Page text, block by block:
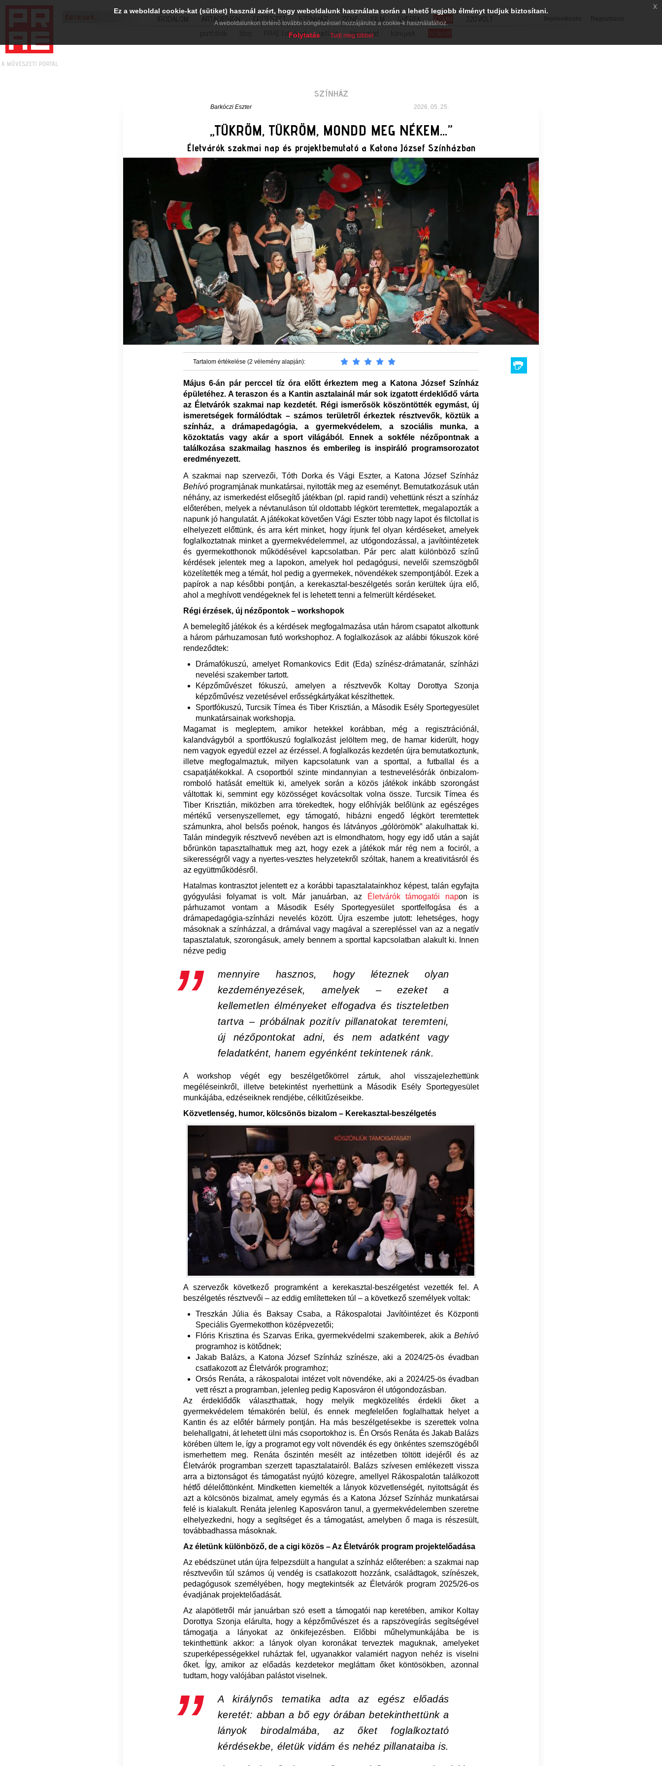
Bejelentkezés Regisztráció
IRODALOM ART&DESIGN ÉPÍTÉSZET SZÍNHÁZ ZENE FILM GYEREK KSMM
220VOLT
portfóliók
blog PRAE folyóirat petíció lapcsalád könyvek hírlevél
SZÍNHÁZ
Barkóczi Eszter 2026. 05. 25.
„TÜKRÖM, TÜKRÖM, MONDD MEG NÉKEM…”
Életvárók szakmai nap és projektbemutató a Katona József Színházban
Tartalom értékelése (2 vélemény alapján):
Május 6-án pár perccel tíz óra előtt érkeztem meg a Katona József Színház
épületéhez. A teraszon és a Kantin asztalainál már sok izgatott érdeklődő várta
az Életvárók szakmai nap kezdetét. Régi ismerősök köszöntötték egymást, új
ismeretségek formálódtak – számos területről érkeztek résztvevők, köztük a
színház, a drámapedagógia, a gyermekvédelem, a szociális munka, a
közoktatás vagy akár a sport világából. Ennek a sokféle nézőpontnak a
találkozása szakmailag hasznos és emberileg is inspiráló programsorozatot
eredményezett.
A szakmai nap szervezői, Tóth Dorka és Vági Eszter, a Katona József Színház
Behívóprogramjának munkatársai, nyitották meg az eseményt. Bemutatkozásuk után
néhány, az ismerkedést elősegítő játékban (pl. rapid randi) vehettünk részt a színház
előterében, melyek a névtanuláson túl oldottabb légkört teremtettek, megalapozták a
napunk jó hangulatát. A játékokat követően Vági Eszter több nagy lapot és filctollat is
elhelyezett előttünk, és arra kért minket, hogy írjunk fel olyan kérdéseket, amelyek
foglalkoztatnak minket a gyermekvédelemmel, az utógondozással, a javítóintézetek
és gyermekotthonok működésével kapcsolatban. Pár perc alatt különböző színű
kérdések jelentek meg a lapokon, amelyek hol pedagógusi, nevelői szemszögből
közelítették meg a témát, hol pedig a gyermekek, növendékek szempontjából. Ezek a
papírok a nap későbbi pontján, a kerekasztal-beszélgetés során kerültek újra elő,
ahol a meghívott vendégeknek fel is lehetett tenni a felmerült kérdéseket.
Régi érzések, új nézőpontok – workshopok
A bemelegítő játékok és a kérdések megfogalmazása után három csapatot alkottunk
a három párhuzamosan futó workshophoz. A foglalkozások az alábbi fókuszok köré
rendeződtek:
Drámafókuszú, amelyet Romankovics Edit (Eda) színész-drámatanár, színházi
nevelési szakember tartott.
Képzőművészet fókuszú, amelyen a résztvevők Koltay Dorottya Szonja
képzőművész vezetésével erősségkártyákat készíthettek.
Sportfókuszú, Turcsik Tímea és Tiber Krisztián, a Második Esély Sportegyesület
munkatársainak workshopja.
Magamat is megleptem, amikor hetekkel korábban, még a regisztrációnál,
kalandvágyból a sportfókuszú foglalkozást jelöltem meg, de hamar kiderült, hogy
nem vagyok egyedül ezzel az érzéssel. A foglalkozás kezdetén újra bemutatkoztunk,
illetve megfogalmaztuk, milyen kapcsolatunk van a sporttal, a futballal és a
csapatjátékokkal. A csoportból szinte mindannyian a testnevelésórák önbizalom-
romboló hatását emeltük ki, amelyek során a közös játékok inkább szorongást
váltottak ki, semmint egy közösséget kovácsoltak volna össze. Turcsik Tímea és
Tiber Krisztián, miközben arra törekedtek, hogy előhívják belőlünk az egészéges
mértékű versenyszellemet, egy támogató, hibázni engedő légkört teremtettek
számunkra, ahol belsős poénok, hangos és látványos „gólörömök” alakulhattak ki.
Talán mindegyik résztvevő nevében azt is elmondhatom, hogy egy idő után a saját
bőrünkön tapasztalhattuk meg azt, hogy ezek a játékok már rég nem a fociról, a
sikerességről vagy a nyertes-vesztes helyzetekről szóltak, hanem a kreativitásról és
az együttműködésről.
Hatalmas kontrasztot jelentett ez a korábbi tapasztalatainkhoz képest, talán egyfajta
gyógyulási folyamat is volt. Már januárban, az
Életvárók támogatói napon is
párhuzamot vontam a Második Esély Sportegyesület sportfelfogása és a
drámapedagógia-színházi nevelés között. Újra eszembe jutott: lehetséges, hogy
másoknak a színházzal, a drámával vagy magával a szerepléssel van az a negatív
tapasztalatuk, szorongásuk, amely bennem a sporttal kapcsolatban alakult ki. Innen
nézve pedig
mennyire hasznos, hogy léteznek olyan
kezdeményezések, amelyek – ezeket a
kellemetlen élményeket elfogadva és tiszteletben
tartva – próbálnak pozitív pillanatokat teremteni,
új nézőpontokat adni, és nem adatként vagy
feladatként, hanem egyénként tekintenek ránk.
A workshop végét egy beszélgetőkörrel zártuk, ahol visszajelezhettünk
megéléseinkről, illetve betekintést nyerhettünk a Második Esély Sportegyesület
munkájába, edzéseiknek rendjébe, célkitűzéseikbe.
Közvetlenség, humor, kölcsönös bizalom – Kerekasztal-beszélgetés
A szervezők következő programként a kerekasztal-beszélgetést vezették fel. A
beszélgetés résztvevői – az eddig említetteken túl – a következő személyek voltak:
Treszkán Júlia és Baksay Csaba, a Rákospalotai Javítóintézet és Központi
Speciális Gyermekotthon középvezetői;
Flóris Krisztina és Szarvas Erika, gyermekvédelmi szakemberek, akik a Behívó
programhoz is kötődnek;
Jakab Balázs, a Katona József Színház színésze, aki a 2024/25-ös évadban
csatlakozott az Életvárók programhoz;
Orsós Renáta, a rákospalotai intézet volt növendéke, aki a 2024/25-ös évadban
vett részt a programban, jelenleg pedig Kaposváron él utógondozásban.
Az érdeklődők választhattak, hogy melyik megközelítés érdekli őket a
gyermekvédelem témakörén belül, és ennek megfelelően foglalhattak helyet a
Kantin és az előtér bármely pontján. Ha más beszélgetésekbe is szerettek volna
belehallgatni, át lehetett ülni más csoportokhoz is. Én Orsós Renáta és Jakab Balázs
körében ültem le, így a programot egy volt növendék és egy önkéntes szemszögéből
ismerhettem meg. Renáta őszintén mesélt az intézetben töltött idejéről és az
Életvárók programban szerzett tapasztalatairól. Balázs szívesen emlékezett vissza
arra a biztonságot és támogatást nyújtó közegre, amellyel Rákospalotán találkozott
hétfő délelőttönként. Mindketten kiemelték a lányok közvetlenségét, nyitottságát és
azt a kölcsönös bizalmat, amely egymás és a Katona József Színház munkatársai
felé is kialakult. Renáta jelenleg Kaposváron tanul, a gyermekvédelemben szeretne
elhelyezkedni, hogy a segítséget és a támogatást, amelyben ő maga is részesült,
továbbadhassa másoknak.
Az életünk különböző, de a cigi közös – Az Életvárók program projektelőadása
Az ebédszünet után újra felpezsdült a hangulat a színház előterében: a szakmai nap
résztvevőin túl számos új vendég is csatlakozott hozzánk, családtagok, színészek,
pedagógusok személyében, hogy megtekintsék az Életvárók program 2025/26-os
évadjának projektelőadását.
Az alapötletről már januárban szó esett a támogatói nap keretében, amikor Koltay
Dorottya Szonja elárulta, hogy a képzőművészet és a rapszövegírás segítségével
támogatja a lányokat az önkifejezésben. Előbbi műhelymunkájába be is
tekinthettünk akkor: a lányok olyan koronákat terveztek maguknak, amelyeket
szuperképességekkel ruháztak fel, ugyanakkor valamiért nagyon nehéz is viselni
őket. Így, amikor az előadás kezdetekor megláttam őket köntösökben, azonnal
tudtam, hogy valójában palástot viselnek.
A királynős tematika adta az egész előadás
keretét: abban a bő egy órában betekinthettünk a
lányok birodalmába, az őket foglalkoztató
kérdésekbe, életük vidám és nehéz pillanataiba is.
Ez a weboldal cookie-kat (sütiket) használ azért, hogy weboldalunk használata során a lehető legjobb élményt tudjuk biztosítani.
A weboldalunkon történő további böngészéssel hozzájárulsz a cookie-k használatához.
Folytatás Tudj meg többet
x